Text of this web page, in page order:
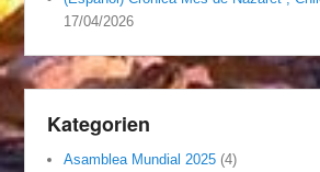
17/04/2026
Kategorien
Asamblea Mundial 2025 (4)